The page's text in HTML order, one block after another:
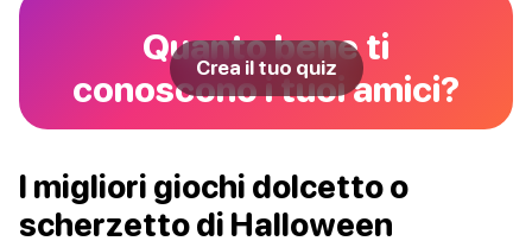
Quanto bene ti
conoscono i tuoi amici?
Crea il tuo quiz
I migliori giochi dolcetto o
scherzetto di Halloween